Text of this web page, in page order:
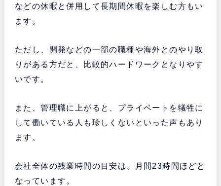
などの休暇と併用して長期間休暇を楽しむ方もい
ます。
ただし、開発などの一部の職種や海外とのやり取
りがある方だと、比較的ハードワークとなりやす
いです。
また、管理職に上がると、プライベートを犠牲に
して働いている人も珍しくないといった声もあり
ます。
会社全体の残業時間の目安は、月間23時間ほどと
なっています。